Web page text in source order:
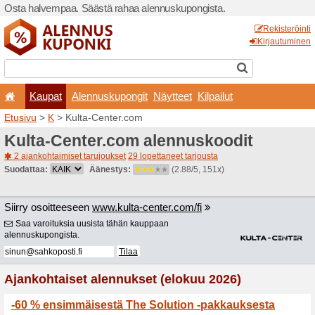
Osta halvempaa. Säästä
Kaupat
Etusivu>K> Kulta-